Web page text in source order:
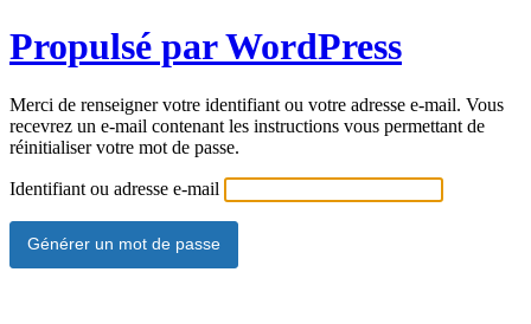
Propulsé par WordPress
Merci de renseigner votre identifiant ou votre adresse e-mail. Vous
recevrez un e-mail contenant les instructions vous permettant de
réinitialiser votre mot de passe.
Identifiant ou adresse e-mail